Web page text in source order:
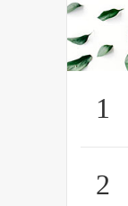
1
2